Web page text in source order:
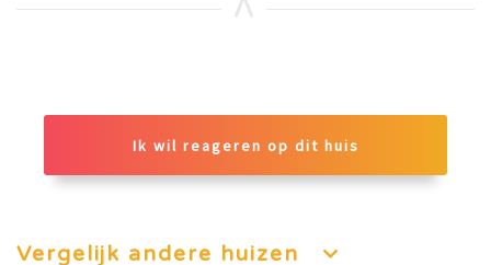
Ik wil reageren op dit huis
Vergelijk andere huizen